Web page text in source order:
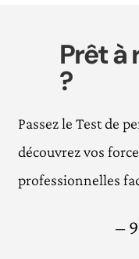
Prêt à
?
Passez le Test de
découvrez vos
professionnelles
–